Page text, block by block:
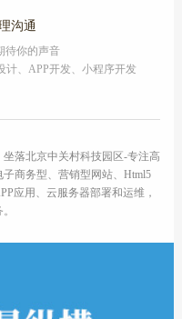
沟通
待你的声音
计、APP开发、小程序开发
落北京中关村科技园区-专注高
商务型、营销型网站、Html5
应用、云服务器部署和运维，